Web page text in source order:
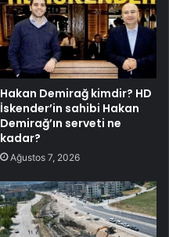
Hakan Demirağ kimdir? HD
İskender’in sahibi Hakan
Demirağ’ın serveti ne
kadar?
Ağustos 7, 2026